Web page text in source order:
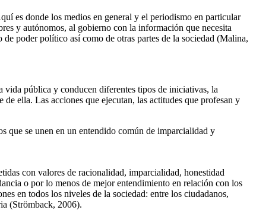
es donde los medios en general y el periodismo en particular
y autónomos, al gobierno con la información que necesita
poder político así como de otras partes de la sociedad (Malina,
vida pública y conducen diferentes tipos de iniciativas, la
ella. Las acciones que ejecutan, las actitudes que profesan y
que se unen en un entendido común de imparcialidad y
con valores de racionalidad, imparcialidad, honestidad
o por lo menos de mejor entendimiento en relación con los
en todos los niveles de la sociedad: entre los ciudadanos,
(Strömback, 2006).